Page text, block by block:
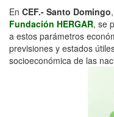
En CEF.- Santo Domingo
Fundación HERGAR, se
a estos parámetros
previsiones y estados
socioeconómica de las